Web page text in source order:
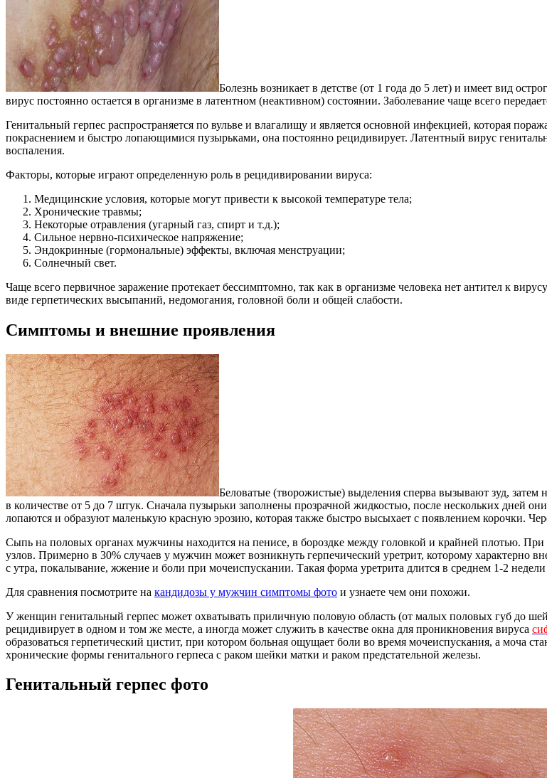
Болезнь возникает в детстве (от 1 года до 5 лет) и имеет вид
вирус постоянно остается в организме в латентном (неактивном) состоянии. Заболевание чаще всего
Генитальный герпес распространяется по вульве и влагалищу и является основной инфекцией, которая
покраснением и быстро лопающимися пузырьками, она постоянно рецидивирует. Латентный вирус
воспаления.
Факторы, которые играют определенную роль в рецидивировании вируса:
Медицинские условия, которые могут привести к высокой температуре тела;
Хронические травмы;
Некоторые отравления (угарный газ, спирт и т.д.);
Сильное нервно-психическое напряжение;
Эндокринные (гормональные) эффекты, включая менструации;
Солнечный свет.
Чаще всего первичное заражение протекает бессимптомно, так как в организме человека нет антител к
виде герпетических высыпаний, недомогания, головной боли и общей слабости.
Симптомы и внешние проявления
Беловатые (творожистые) выделения сперва вызывают зуд,
в количестве от 5 до 7 штук. Сначала пузырьки заполнены прозрачной жидкостью, после нескольких дней
лопаются и образуют маленькую красную эрозию, которая также быстро высыхает с появлением корочки.
Сыпь на половых органах мужчины находится на пенисе, в бороздке между головкой и крайней плотью.
узлов. Примерно в 30% случаев у мужчин может возникнуть герпечический уретрит, которому характерно
с утра, покалывание, жжение и боли при мочеиспускании. Такая форма уретрита длится в среднем 1-2
Для сравнения посмотрите на кандидозы у мужчин симптомы фото и узнаете чем они похожи.
У женщин генитальный герпес может охватывать приличную половую область (от малых половых губ до
рецидивирует в одном и том же месте, а иногда может служить в качестве окна для проникновения вируса
образоваться герпетический цистит, при котором больная ощущает боли во время мочеиспускания, а моча
хронические формы генитального герпеса с раком шейки матки и раком предстательной железы.
Генитальный герпес фото